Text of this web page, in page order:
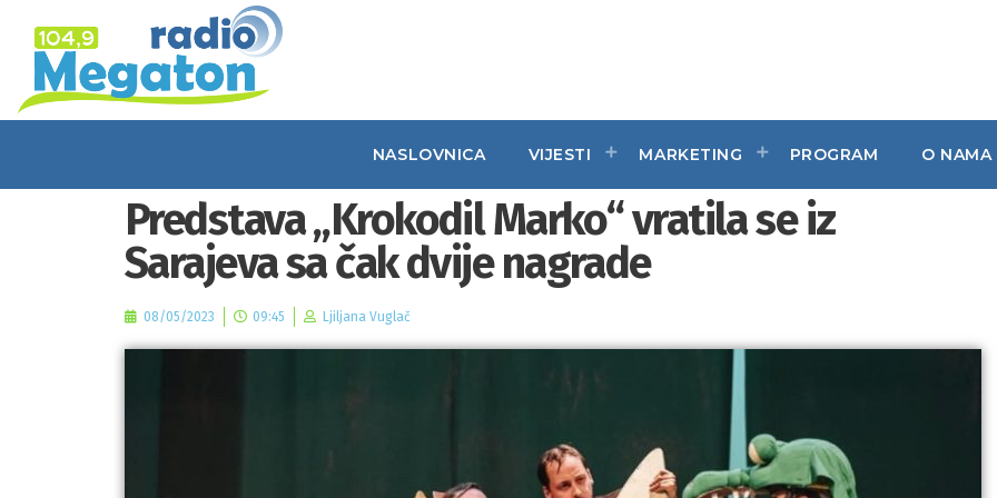
NASLOVNICA VIJESTI MARKETING PROGRAM O NAMA
Predstava „Krokodil Marko“ vratila se iz
Sarajeva sa čak dvije nagrade
08/05/2023 09:45 Ljiljana Vuglač